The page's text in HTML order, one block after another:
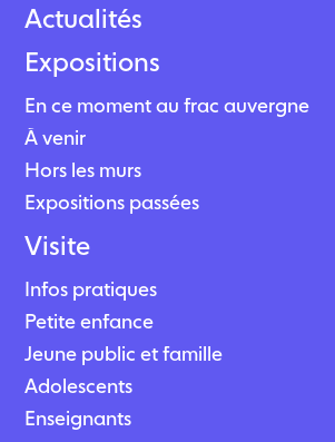
Actualités
Expositions
En ce moment au frac auvergne
À venir
Hors les murs
Expositions passées
Visite
Infos pratiques
Petite enfance
Jeune public et famille
Adolescents
Enseignants